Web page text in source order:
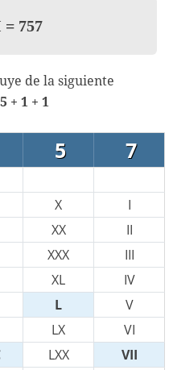
= 757
de la siguiente
+ 1 + 1
5 7
X
I
XX
II
XXX
III
XL
IV
L
V
LX
VI
LXX
VII